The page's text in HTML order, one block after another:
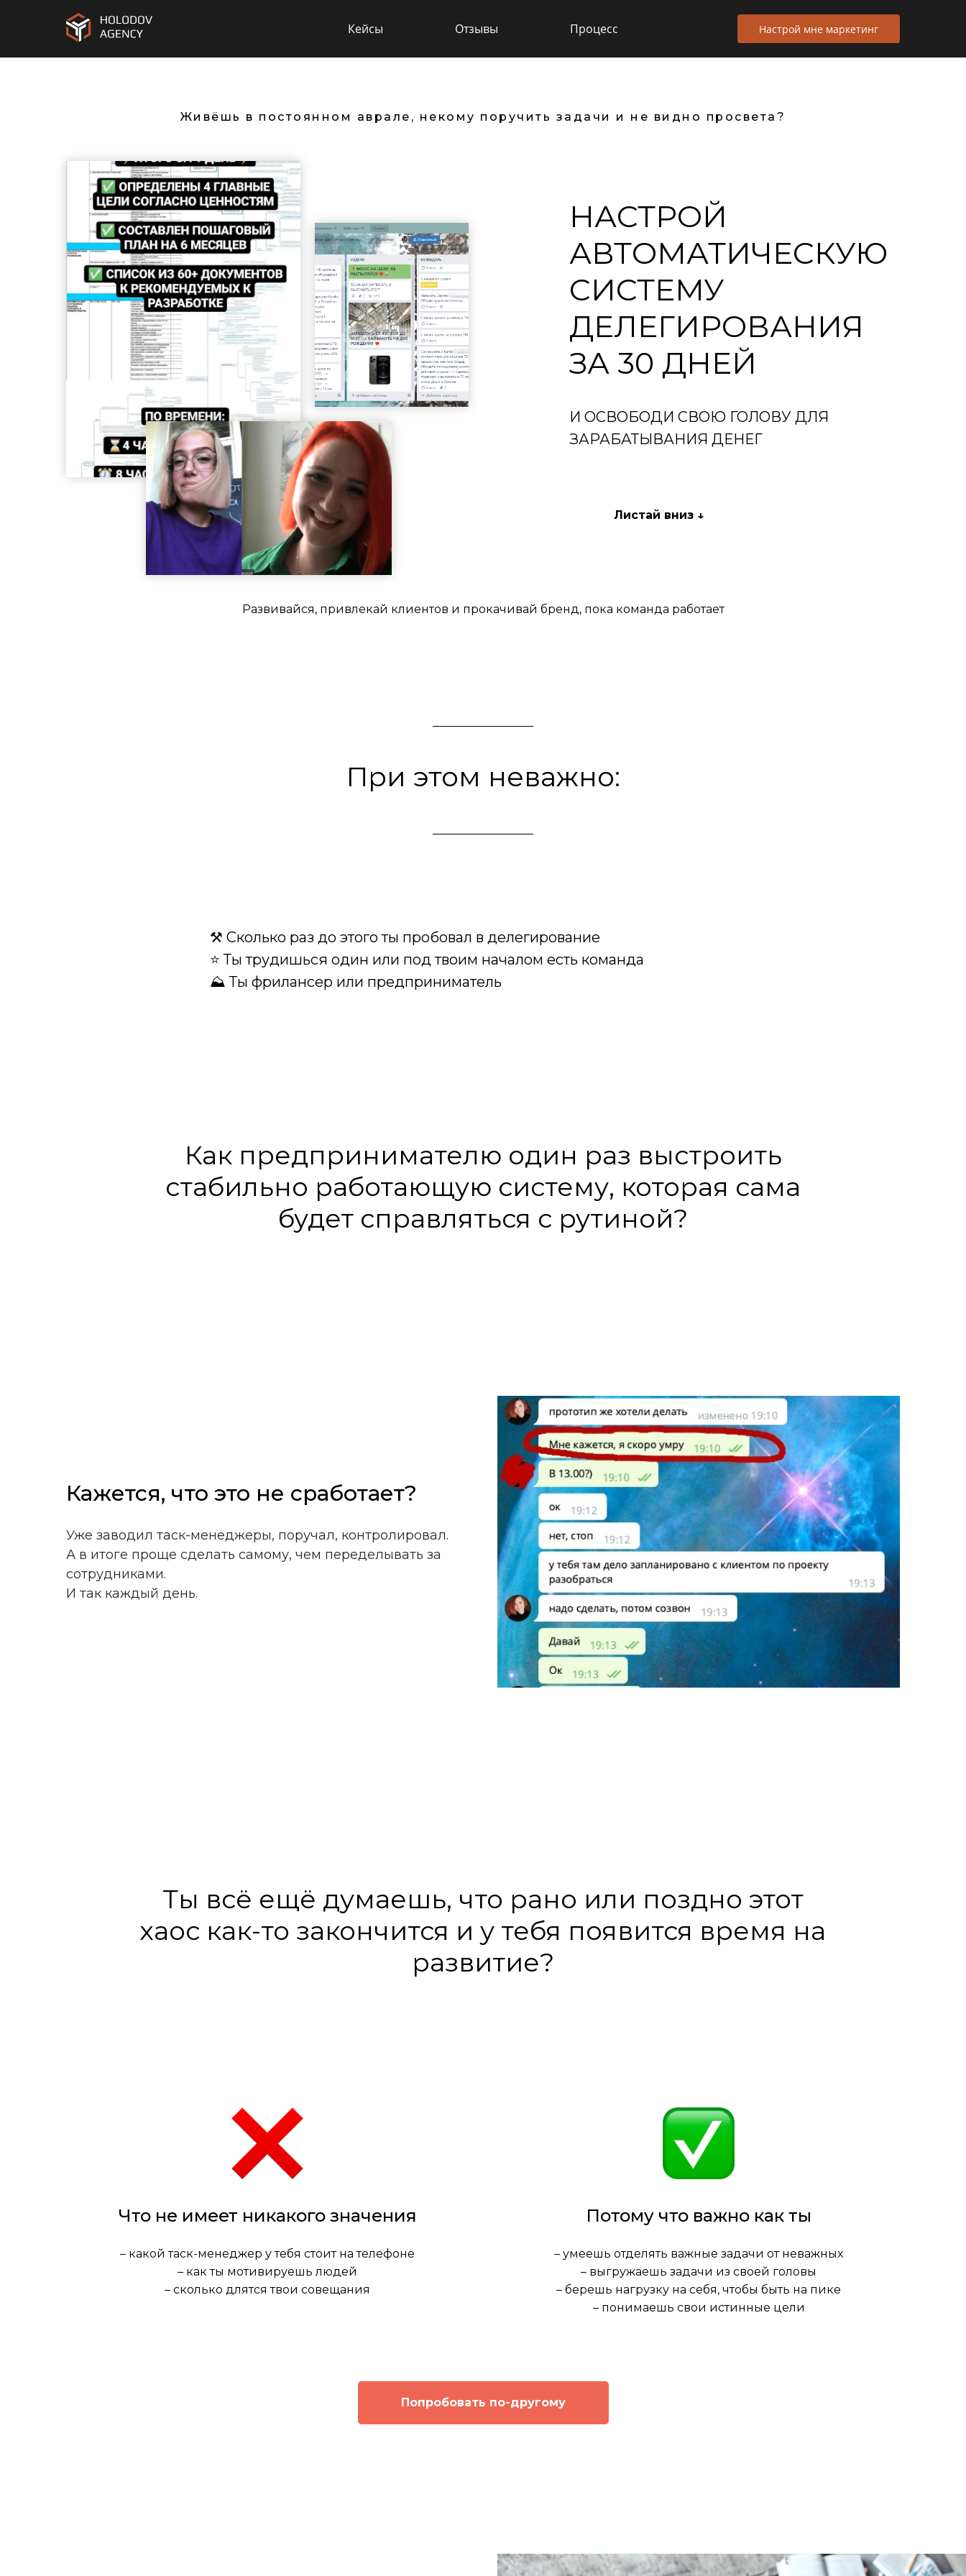
Кейсы Отзывы Процесс Настрой мне маркетинг
Ксения Абрамовская Стоимость Обо мне
Живёшь в постоянном аврале, некому поручить задачи и не видно просвета?
НАСТРОЙ
АВТОМАТИЧЕСКУЮ
СИСТЕМУ
ДЕЛЕГИРОВАНИЯ
ЗА 30 ДНЕЙ
И ОСВОБОДИ СВОЮ ГОЛОВУ ДЛЯ
ЗАРАБАТЫВАНИЯ ДЕНЕГ
Листай вниз ↓
Развивайся, привлекай клиентов и прокачивай бренд, пока команда работает
При этом неважно:
⚒ Сколько раз до этого ты пробовал в делегирование
⭐ Ты трудишься один или под твоим началом есть команда
⛰ Ты фрилансер или предприниматель
Как предпринимателю один раз выстроить
стабильно работающую систему, которая сама
будет справляться с рутиной?
Кажется, что это не сработает?
Уже заводил таск-менеджеры, поручал, контролировал.
А в итоге проще сделать самому, чем переделывать за
сотрудниками.
И так каждый день.
Ты всё ещё думаешь, что рано или поздно этот
хаос как-то закончится и у тебя появится время на
развитие?
Что не имеет никакого значения
– какой таск-менеджер у тебя стоит на телефоне
– как ты мотивируешь людей
– сколько длятся твои совещания
Потому что важно как ты
– умеешь отделять важные задачи от неважных
– выгружаешь задачи из своей головы
– берешь нагрузку на себя, чтобы быть на пике
– понимаешь свои истинные цели
Попробовать по-другому